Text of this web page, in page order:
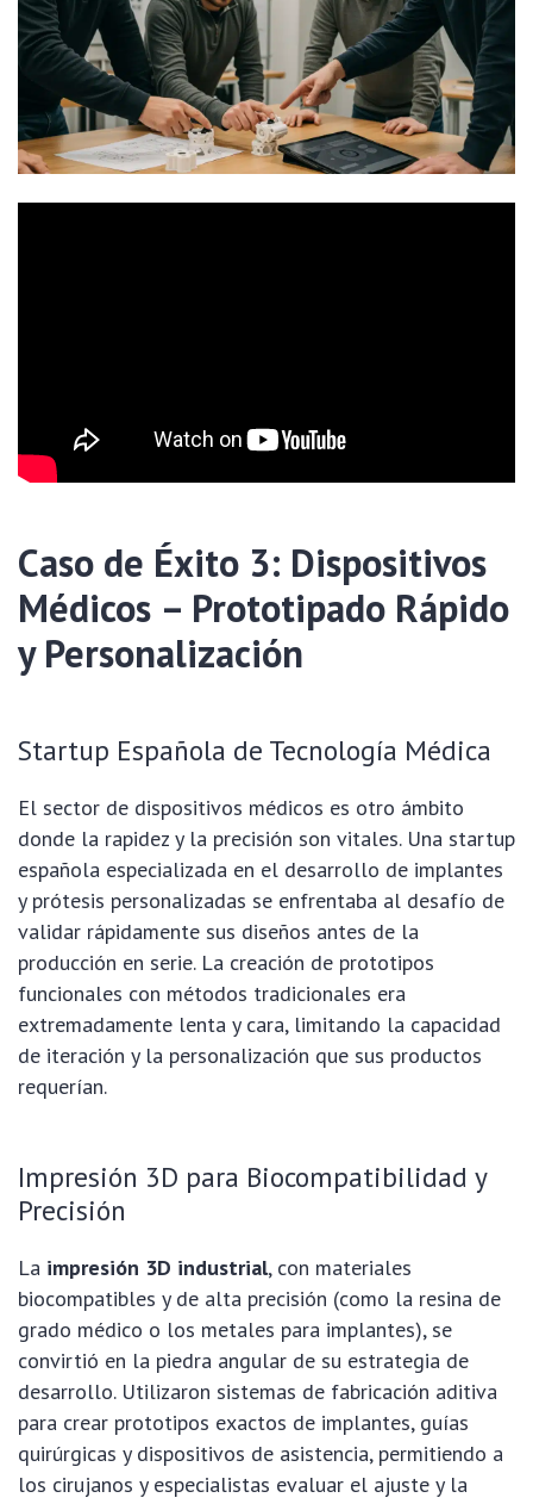
Caso de Éxito 3: Dispositivos
Médicos – Prototipado Rápido
y Personalización
Startup Española de Tecnología Médica
El sector de dispositivos médicos es otro ámbito
donde la rapidez y la precisión son vitales. Una startup
española especializada en el desarrollo de implantes
y prótesis personalizadas se enfrentaba al desafío de
validar rápidamente sus diseños antes de la
producción en serie. La creación de prototipos
funcionales con métodos tradicionales era
extremadamente lenta y cara, limitando la capacidad
de iteración y la personalización que sus productos
requerían.
Impresión 3D para Biocompatibilidad y
Precisión
La impresión 3D industrial, con materiales
biocompatibles y de alta precisión (como la resina de
grado médico o los metales para implantes), se
convirtió en la piedra angular de su estrategia de
desarrollo. Utilizaron sistemas de fabricación aditiva
para crear prototipos exactos de implantes, guías
quirúrgicas y dispositivos de asistencia, permitiendo a
los cirujanos y especialistas evaluar el ajuste y la